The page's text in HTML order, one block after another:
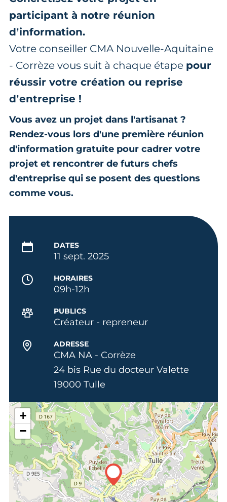
participant à notre réunion
d’information.
Votre conseiller CMA Nouvelle-Aquitaine
- Corrèze vous suit à chaque étape pour
réussir votre création ou reprise
d’entreprise !
Vous avez un projet dans l'artisanat ?
Rendez-vous lors d'une première réunion
d'information gratuite pour cadrer votre
projet et rencontrer de futurs chefs
d'entreprise qui se posent des questions
comme vous.
DATES
11 sept. 2025
HORAIRES
09h-12h
PUBLICS
Créateur - repreneur
ADRESSE
CMA NA - Corrèze
24 bis Rue du docteur Valette
19000 Tulle
+
−